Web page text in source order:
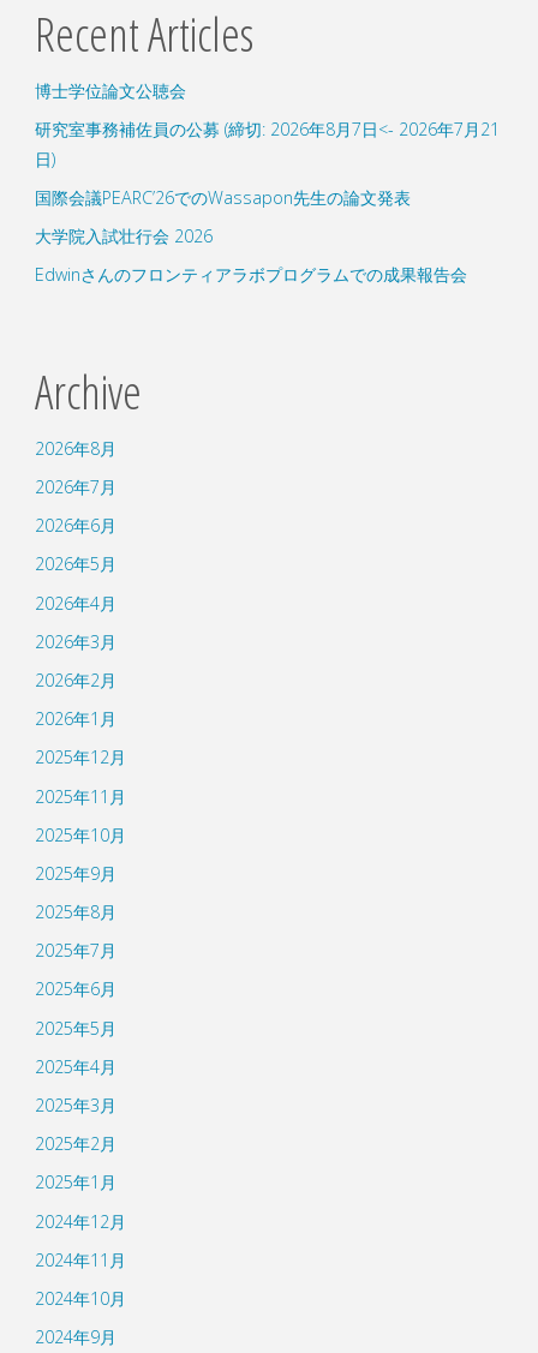
の
で
の
ポ
Recent Articles
博士学位論文公聴会
研究室事務補佐員の公募 (締切: 2026年8月7日<- 2026年7月21
日)
国際会議PEARC’26でのWassapon先生の論文発表
大学院入試壮行会 2026
Edwinさんのフロンティアラボプログラムでの成果報告会
Archive
2026年8月
2026年7月
2026年6月
2026年5月
2026年4月
2026年3月
2026年2月
2026年1月
2025年12月
2025年11月
2025年10月
2025年9月
2025年8月
2025年7月
2025年6月
2025年5月
2025年4月
2025年3月
2025年2月
2025年1月
2024年12月
2024年11月
2024年10月
2024年9月